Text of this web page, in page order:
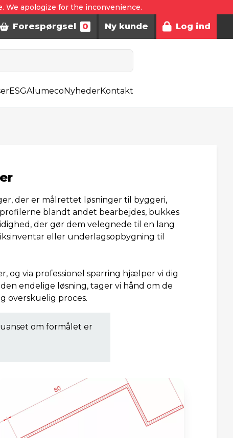
We apologize for the inconvenience.
Forespørgsel 0 Ny kunde Log ind
ESGAlumecoNyhederKontakt
der er målrettet løsninger til byggeri,
blandt andet bearbejdes, bukkes
der gør dem velegnede til en lang
eller underlagsopbygning til
og via professionel sparring hjælper vi dig
endelige løsning, tager vi hånd om de
overskuelig proces.
om formålet er